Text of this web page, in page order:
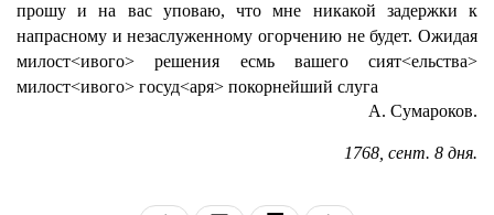
прошу и на вас уповаю, что мне никакой задержки к
напрасному и незаслуженному огорчению не будет. Ожидая
милост<ивого> решения есмь вашего сият<ельства>
милост<ивого> госуд<аря> покорнейший слуга
А. Сумароков.
1768, сент. 8 дня.